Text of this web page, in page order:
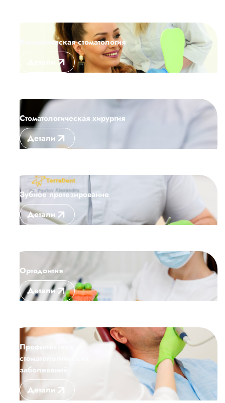
Косметическая стоматология
Стоматологическая хирургия
Детали
Зубное протезирование
Детали
Ортодонтия
Детали
Профилактика
стоматологических
заболеваний
Детали